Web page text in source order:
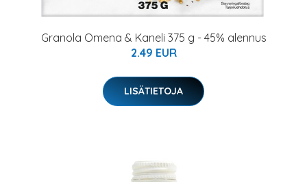
Granola Omena & Kaneli 375 g - 45% alennus
2.49 EUR
LISÄTIETOJA